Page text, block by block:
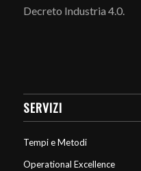
Decreto Industria 4.0.
SERVIZI
Tempi e Metodi
Operational Excellence